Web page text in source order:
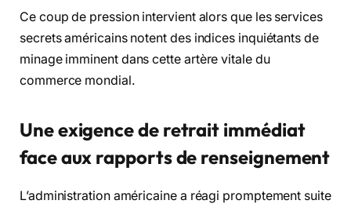
Ce coup de pression intervient alors que les services
secrets américains notent des indices inquiétants de
minage imminent dans cette artère vitale du
commerce mondial.
Une exigence de retrait immédiat
face aux rapports de renseignement
L’administration américaine a réagi promptement suite